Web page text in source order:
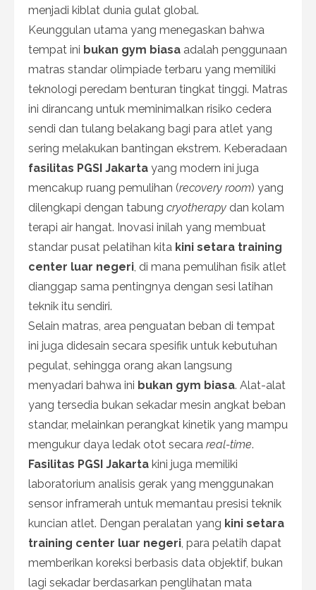
menjadi kiblat dunia gulat global.
Keunggulan utama yang menegaskan bahwa
tempat ini bukan gym biasa adalah penggunaan
matras standar olimpiade terbaru yang memiliki
teknologi peredam benturan tingkat tinggi. Matras
ini dirancang untuk meminimalkan risiko cedera
sendi dan tulang belakang bagi para atlet yang
sering melakukan bantingan ekstrem. Keberadaan
fasilitas PGSI Jakarta yang modern ini juga
mencakup ruang pemulihan (recovery room) yang
dilengkapi dengan tabung cryotherapy dan kolam
terapi air hangat. Inovasi inilah yang membuat
standar pusat pelatihan kita kini setara training
center luar negeri , di mana pemulihan fisik atlet
dianggap sama pentingnya dengan sesi latihan
teknik itu sendiri.
Selain matras, area penguatan beban di tempat
ini juga didesain secara spesifik untuk kebutuhan
pegulat, sehingga orang akan langsung
menyadari bahwa ini bukan gym biasa. Alat-alat
yang tersedia bukan sekadar mesin angkat beban
standar, melainkan perangkat kinetik yang mampu
mengukur daya ledak otot secara real-time.
Fasilitas PGSI Jakarta kini juga memiliki
laboratorium analisis gerak yang menggunakan
sensor inframerah untuk memantau presisi teknik
kuncian atlet. Dengan peralatan yang kini setara
training center luar negeri , para pelatih dapat
memberikan koreksi berbasis data objektif, bukan
lagi sekadar berdasarkan penglihatan mata